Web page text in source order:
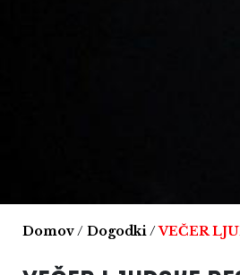
Domov/ Dogodki/VEČER